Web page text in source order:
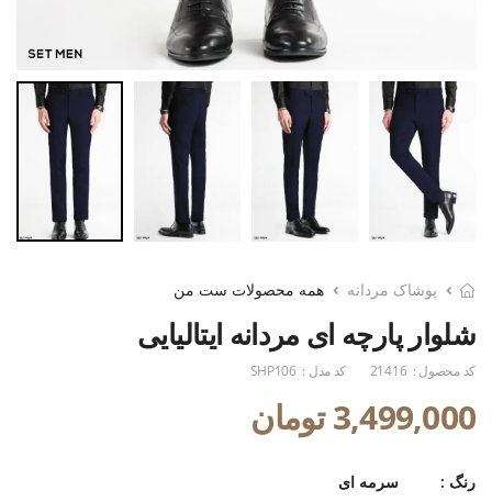
پوشاک مردانه همه محصولات ست من
شلوار پارچه ای مردانه ایتالیایی
کد محصول : 21416 کد مدل : SHP106
3,499,000 تومان
رنگ : سرمه ای